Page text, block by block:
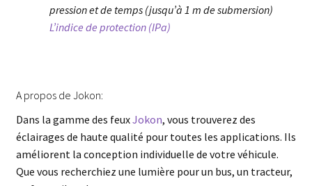
pression et de temps (jusqu’à 1 m de submersion)
L’indice de protection (IPa)
A propos de Jokon:
Dans la gamme des feuxJokon, vous trouverez des
éclairages de haute qualité pour toutes les applications. Ils
améliorent la conception individuelle de votre véhicule.
Que vous recherchiez une lumière pour un bus, un tracteur,